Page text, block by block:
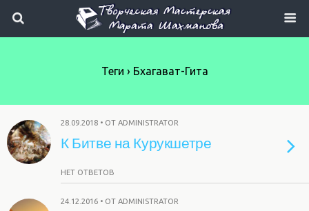
Теги › Бхагават-Гита
28.09.2018 • ОТ ADMINISTRATOR
К Битве на Курукшетре
НЕТ ОТВЕТОВ
24.12.2016 • ОТ ADMINISTRATOR